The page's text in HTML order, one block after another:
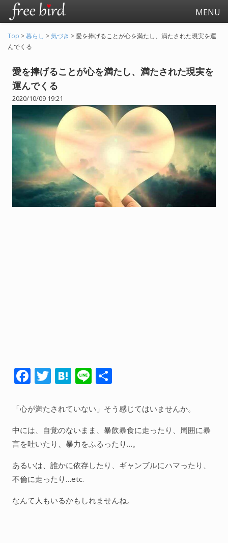
MENU
起業
会社生活
会社の仕事全般
会社の人間関係
退職関連
Webその他
Top >暮らし >気づき >愛を捧げることが心を満たし、満たされた現実を運
んでくる
愛を捧げることが心を満たし、満たされた現実を
運んでくる
2020/10/09 19:21
F
e
b
o
o
k
T
itt
er
H
e
n
a
Li
e
「心が満たされていない」そう感じてはいませんか。
中には、自覚のないまま、暴飲暴食に走ったり、周囲に暴
言を吐いたり、暴力をふるったり…。
あるいは、誰かに依存したり、ギャンブルにハマったり、
不倫に走ったり…etc.
なんて人もいるかもしれませんね。